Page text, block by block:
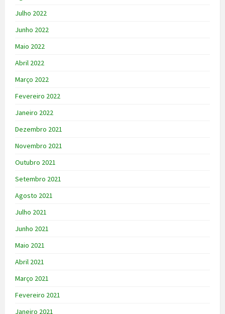
Julho 2022
Junho 2022
Maio 2022
Abril 2022
Março 2022
Fevereiro 2022
Janeiro 2022
Dezembro 2021
Novembro 2021
Outubro 2021
Setembro 2021
Agosto 2021
Julho 2021
Junho 2021
Maio 2021
Abril 2021
Março 2021
Fevereiro 2021
Janeiro 2021